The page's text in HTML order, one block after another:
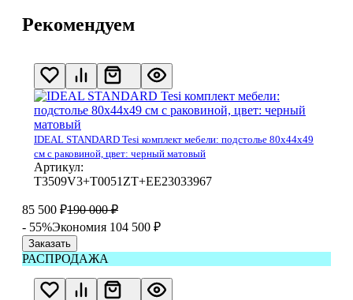
Рекомендуем
IDEAL STANDARD Tesi комплект мебели: подстолье 80x44x49
см с раковиной, цвет: черный матовый
Артикул:
T3509V3+T0051ZT+EE23033967
85 500 ₽190 000 ₽
- 55%Экономия 104 500 ₽
Заказать
РАСПРОДАЖА